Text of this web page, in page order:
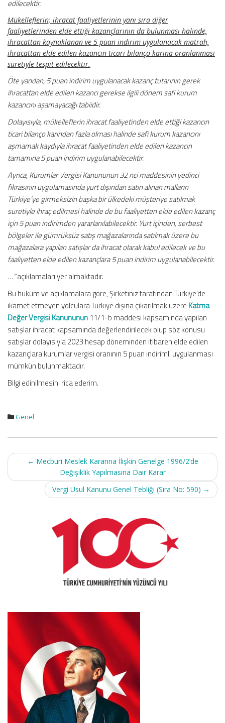
edilecektir.
Mükelleflerin; ihracat faaliyetlerinin yanı sıra diğer
faaliyetlerinden elde ettiği kazançlarının da bulunması halinde,
ihracattan kaynaklanan ve 5 puan indirim uygulanacak matrah,
ihracattan elde edilen kazancın ticari bilanço karına oranlanması
suretiyle tespit edilecektir.
Öte yandan, 5 puan indirim uygulanacak kazanç tutarının gerek
ihracattan elde edilen kazancı gerekse ilgili dönem safi kurum
kazancını aşamayacağı tabiidir.
Dolayısıyla, mükelleflerin ihracat faaliyetinden elde ettiği kazancın
ticari bilanço karından fazla olması halinde safi kurum kazancını
aşmamak kaydıyla ihracat faaliyetinden elde edilen kazancın
tamamına 5 puan indirim uygulanabilecektir.
Ayrıca, Kurumlar Vergisi Kanununun 32 nci maddesinin yedinci
fıkrasının uygulamasında yurt dışından satın alınan malların
Türkiye’ye girmeksizin başka bir ülkedeki müşteriye satılmak
suretiyle ihraç edilmesi halinde de bu faaliyetten elde edilen kazanç
için 5 puan indirimden yararlanılabilecektir. Yurt içinden, serbest
bölgeler ile gümrüksüz satış mağazalarında satılmak üzere bu
mağazalara yapılan satışlar da ihracat olarak kabul edilecek ve bu
faaliyetten elde edilen kazançlara 5 puan indirim uygulanabilecektir.
…”açıklamaları yer almaktadır.
Bu hüküm ve açıklamalara göre, Şirketiniz tarafından Türkiye’de
ikamet etmeyen yolculara Türkiye dışına çıkarılmak üzere Katma
Değer Vergisi Kanununun 11/1-b maddesi kapsamında yapılan
satışlar ihracat kapsamında değerlendirilecek olup söz konusu
satışlar dolayısıyla 2023 hesap döneminden itibaren elde edilen
kazançlara kurumlar vergisi oranının 5 puan indirimli uygulanması
mümkün bulunmaktadır.
Bilgi edinilmesini rica ederim.
Genel
Post
navigation
← Mecburi Meslek Kararına İlişkin Genelge 1996/2’de
Değişiklik Yapılmasına Dair Karar
Vergi Usul Kanunu Genel Tebliği (Sıra No: 590) →